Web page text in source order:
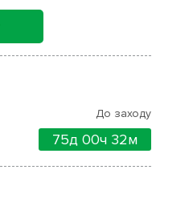
До заходу
75д 00ч 32м